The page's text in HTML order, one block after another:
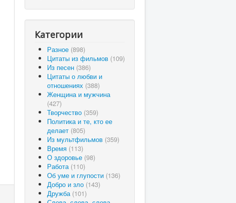
Категории
Разное (898)
Цитаты из фильмов (109)
Из песен (386)
Цитаты о любви и
отношениях (388)
Женщина и мужчина
(427)
Творчество (359)
Политика и те, кто ее
делает (805)
Из мультфильмов (359)
Время (113)
О здоровье (98)
Работа (110)
Об уме и глупости (136)
Добро и зло (143)
Дружба (101)